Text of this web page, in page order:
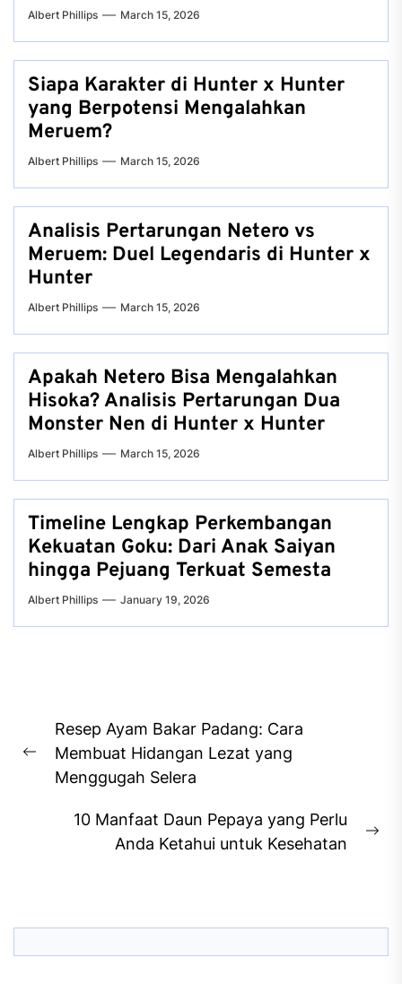
Albert Phillips March 15, 2026
Siapa Karakter di Hunter x Hunter
yang Berpotensi Mengalahkan
Meruem?
Albert Phillips March 15, 2026
Analisis Pertarungan Netero vs
Meruem: Duel Legendaris di Hunter x
Hunter
Albert Phillips March 15, 2026
Apakah Netero Bisa Mengalahkan
Hisoka? Analisis Pertarungan Dua
Monster Nen di Hunter x Hunter
Albert Phillips March 15, 2026
Timeline Lengkap Perkembangan
Kekuatan Goku: Dari Anak Saiyan
hingga Pejuang Terkuat Semesta
Albert Phillips January 19, 2026
navigation
Previous
post:
Resep Ayam Bakar Padang: Cara
Membuat Hidangan Lezat yang
Menggugah Selera
10 Manfaat Daun Pepaya yang Perlu
Anda Ketahui untuk Kesehatan